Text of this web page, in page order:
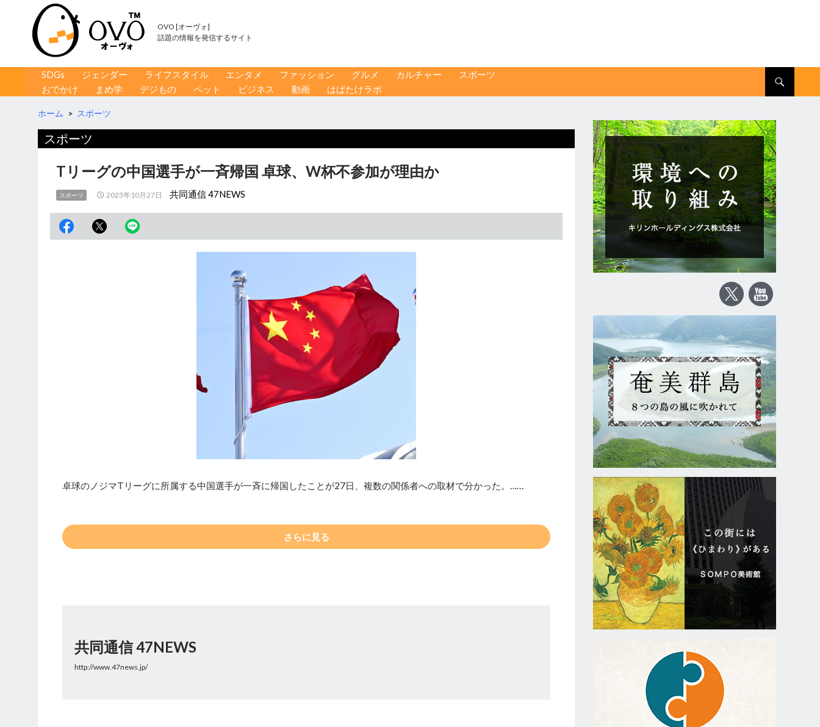
OVO [オーヴォ]
話題の情報を発信するサイト
コンテンツへ移動
SDGs ジェンダー ライフスタイル エンタメ ファッション グルメ カルチャー
スポーツ
おでかけ
まめ学 デジもの ペット ビジネス 動画 はばたけラボ
ホーム > スポーツ
スポーツ
Tリーグの中国選手が一斉帰国 卓球、W杯不参加が理由か
スポーツ 2023年10月27日 共同通信 47NEWS
卓球のノジマTリーグに所属する中国選手が一斉に帰国したことが27日、複数の関係者への取材で分かった。……
さらに見る
共同通信 47NEWS
http://www.47news.jp/